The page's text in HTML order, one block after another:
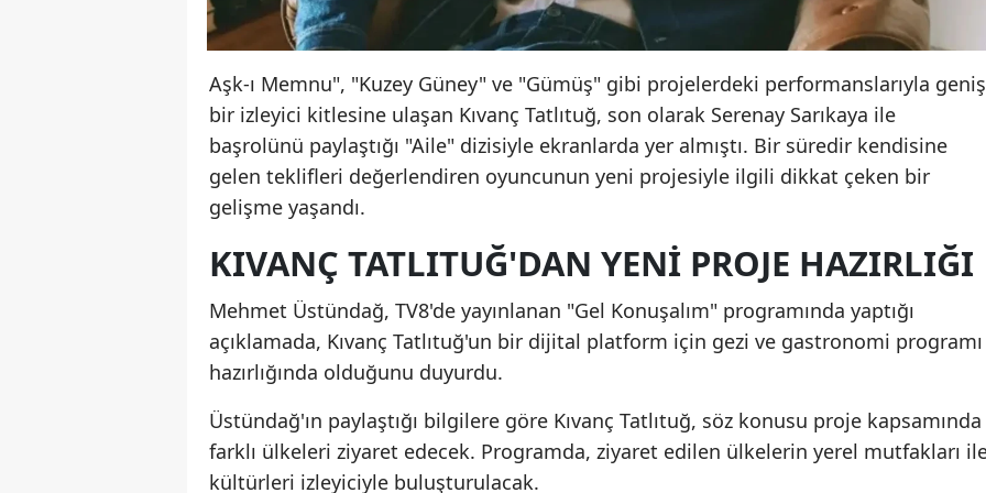
Aşk-ı Memnu", "Kuzey Güney" ve "Gümüş" gibi projelerdeki performanslarıyla geniş
bir izleyici kitlesine ulaşan Kıvanç Tatlıtuğ, son olarak Serenay Sarıkaya ile
başrolünü paylaştığı "Aile" dizisiyle ekranlarda yer almıştı. Bir süredir kendisine
gelen teklifleri değerlendiren oyuncunun yeni projesiyle ilgili dikkat çeken bir
gelişme yaşandı.
KIVANÇ TATLITUĞ'DAN YENI PROJE HAZIRLIĞI
Mehmet Üstündağ, TV8'de yayınlanan "Gel Konuşalım" programında yaptığı
açıklamada, Kıvanç Tatlıtuğ'un bir dijital platform için gezi ve gastronomi programı
hazırlığında olduğunu duyurdu.
Üstündağ'ın paylaştığı bilgilere göre Kıvanç Tatlıtuğ, söz konusu proje kapsamında
farklı ülkeleri ziyaret edecek. Programda, ziyaret edilen ülkelerin yerel mutfakları
kültürleri izleyiciyle buluşturulacak.